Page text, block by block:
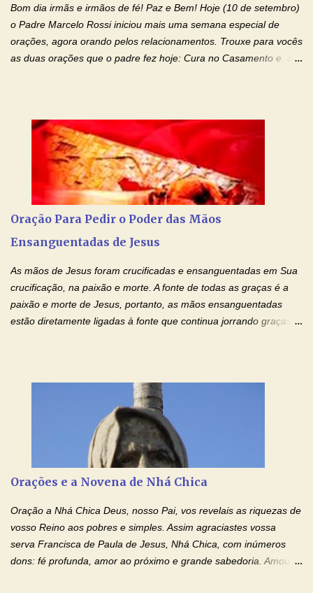
os laços...
Bom dia irmãs e irmãos de fé! Paz e Bem! Hoje (10 de setembro)
o Padre Marcelo Rossi iniciou mais uma semana especial de
orações, agora orando pelos relacionamentos. Trouxe para vocês
as duas orações que o padre fez hoje: Cura no Casamento e a
com o Momento de Fé. Que Deus abençoe e que todo
relacionamento seja fortalecido e curado no amor Ágape de
Jesus. Adriana-Devoção e Fé Mensagem do Padre Marcelo Rossi
em seu Facebook: Amados, iniciamos uma semana para orar
pelos relacionamentos. Diz a Bíblia sagrada: "O amor é paciente,
de orgulho. Nada faz de inconveniente, não procura o seu próprio
interesse, não se irrita, não guarda rancor. Não se alegra com a
Oração Para Pedir o Poder das Mãos
Ensanguentadas de Jesus
As mãos de Jesus foram crucificadas e ensanguentadas em Sua
crucificação, na paixão e morte. A fonte de todas as graças é a
paixão e morte de Jesus, portanto, as mãos ensanguentadas
estão diretamente ligadas à fonte que continua jorrando graças
ensanguentadas, chagadas e abertas, sobre mim, neste
momento. Sinto-me completamente sem forças para prosseguir,
carregando as minhas cruzes. Preciso que a força e o poder de
Tuas Mãos, que suportaram a mais profunda dor ao serem
pregadas na Cruz, reergam-me e curem-me agora. Jesus, não
amo. Nós precisamos desesperadamente de cura física e
espiritual, através do toque consolador de tuas Mãos
ensanguentadas e infinitamente poderosas. Eu reconheço,
apesar de toda a minha limitação e da infinidade dos meus ...
Orações e a Novena de Nhá Chica
Oração a Nhá Chica Deus, nosso Pai, vos revelais as riquezas de
vosso Reino aos pobres e simples. Assim agraciastes vossa
serva Francisca de Paula de Jesus, Nhá Chica, com inúmeros
dons: fé profunda, amor ao próximo e grande sabedoria. Amou a